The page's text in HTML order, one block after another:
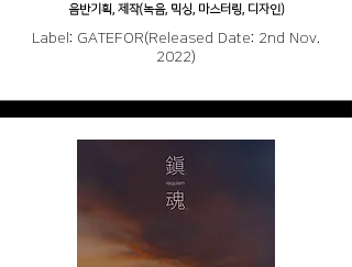
음반기획, 제작(녹음, 믹싱, 마스터링, 디자인)
Label: GATEFOR(Released Date: 2nd Nov.
2022)